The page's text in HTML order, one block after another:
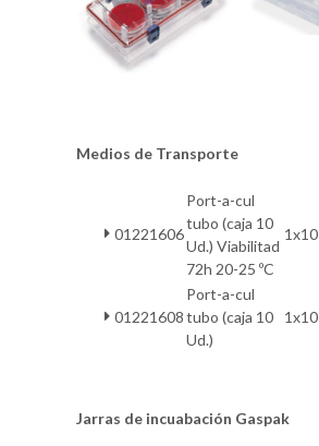
Medios de Transporte
01221606
Port-a-cul
tubo (caja 10
Ud.) Viabilitad
72h 20-25 ºC
1x10
01221608
Port-a-cul
tubo (caja 10
Ud.)
1x10
Jarras de incuabación Gaspak